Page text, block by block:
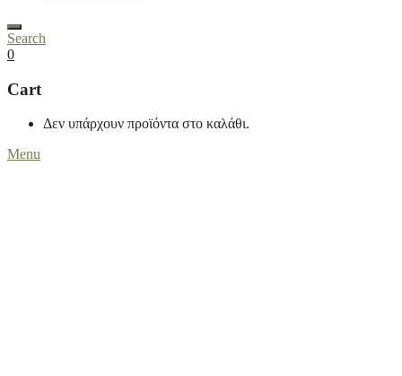
Search
0
Cart
Δεν υπάρχουν προϊόντα στο καλάθι.
Menu